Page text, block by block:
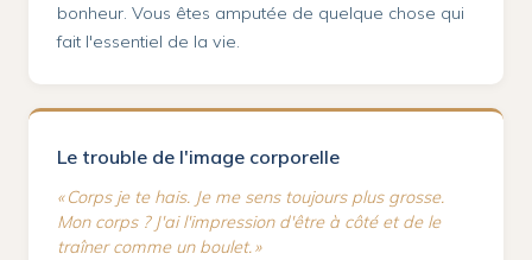
bonheur. Vous êtes amputée de quelque chose qui
fait l'essentiel de la vie.
Le trouble de l'image corporelle
« Corps je te hais. Je me sens toujours plus grosse.
Mon corps ? J'ai l'impression d'être à côté et de le
traîner comme un boulet. »